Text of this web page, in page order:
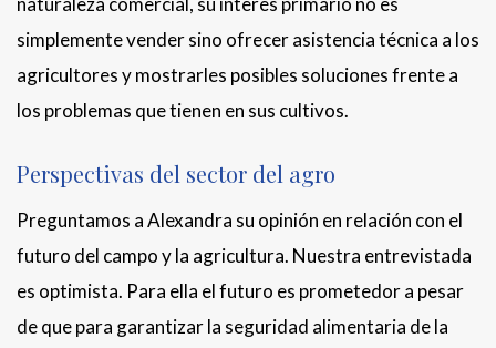
simplemente vender sino ofrecer asistencia técnica a los
agricultores y mostrarles posibles soluciones frente a
los problemas que tienen en sus cultivos.
Perspectivas del sector del agro
Preguntamos a Alexandra su opinión en relación con el
futuro del campo y la agricultura. Nuestra entrevistada
es optimista. Para ella el futuro es prometedor a pesar
de que para garantizar la seguridad alimentaria de la